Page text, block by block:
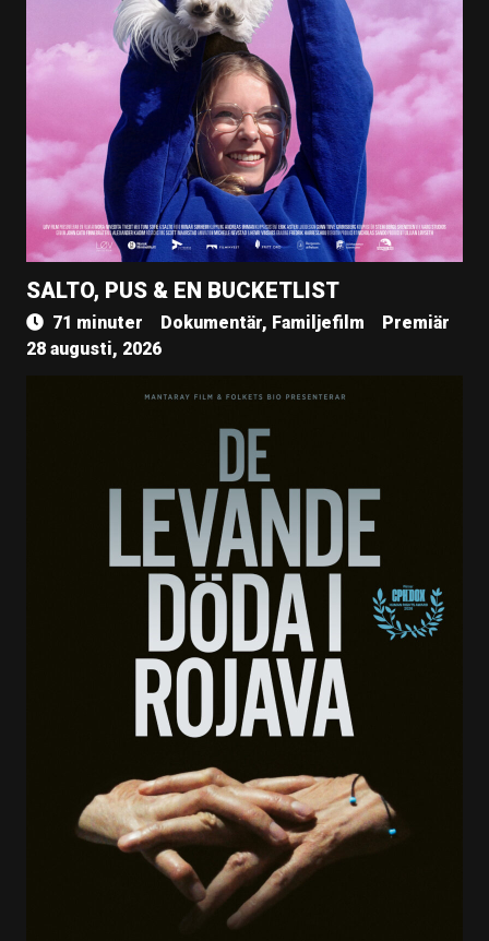
SALTO, PUS & EN BUCKETLIST
71 minuter Dokumentär, Familjefilm
Premiär
28 augusti, 2026